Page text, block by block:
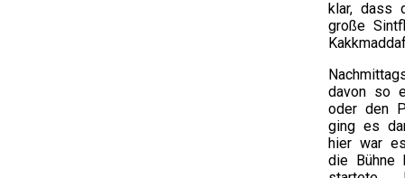
klar, dass
große
davon so
oder den
ging es
hier war
die Bühne